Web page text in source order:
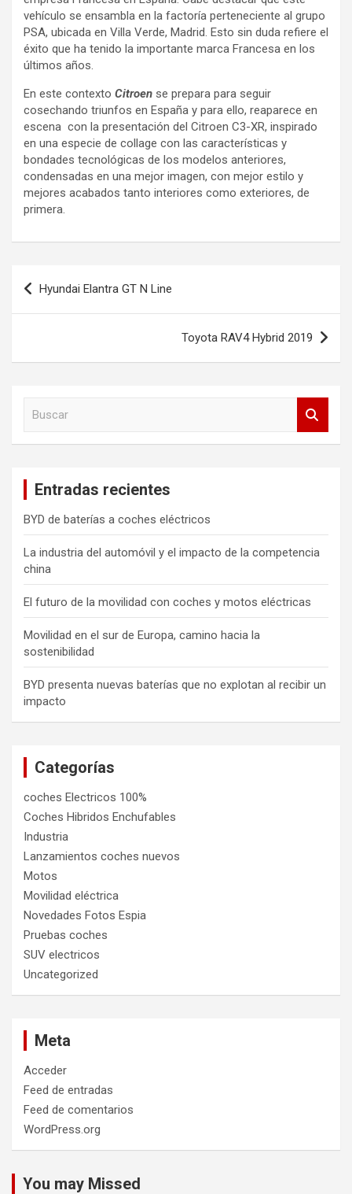
vehículo se ensambla en la factoría perteneciente al grupo
PSA, ubicada en Villa Verde, Madrid. Esto sin duda refiere el
éxito que ha tenido la importante marca Francesa en los
últimos años.
En este contexto Citroen se prepara para seguir
cosechando triunfos en España y para ello, reaparece en
escena con la presentación del Citroen C3-XR, inspirado
en una especie de collage con las características y
bondades tecnológicas de los modelos anteriores,
condensadas en una mejor imagen, con mejor estilo y
mejores acabados tanto interiores como exteriores, de
primera.
Navegación
de
Hyundai Elantra GT N Line
Toyota RAV4 Hybrid 2019
Entradas recientes
BYD de baterías a coches eléctricos
La industria del automóvil y el impacto de la competencia
china
El futuro de la movilidad con coches y motos eléctricas
Movilidad en el sur de Europa, camino hacia la
sostenibilidad
BYD presenta nuevas baterías que no explotan al recibir un
impacto
Categorías
coches Electricos 100%
Coches Hibridos Enchufables
Industria
Lanzamientos coches nuevos
Motos
Movilidad eléctrica
Novedades Fotos Espia
Pruebas coches
SUV electricos
Uncategorized
Meta
Acceder
Feed de entradas
Feed de comentarios
WordPress.org
You may Missed